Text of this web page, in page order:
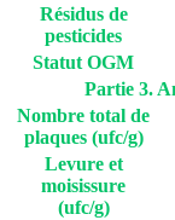
Résidus de
pesticides
Statut OGM
Partie 3.
Nombre total de
plaques (ufc/g)
Levure et
moisissure
(ufc/g)